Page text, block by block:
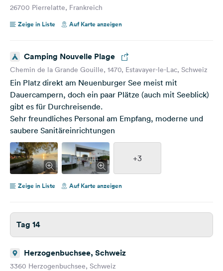
26700 Pierrelatte, Frankreich
Zeige in Liste
Auf Karte anzeigen
Camping Nouvelle Plage
Chemin de la Grande Gouille, 1470, Estavayer-le-Lac, Schweiz
Ein Platz direkt am Neuenburger See meist mit
Dauercampern, doch ein paar Plätze (auch mit Seeblick)
gibt es für Durchreisende.
Sehr freundliches Personal am Empfang, moderne und
saubere Sanitäreinrichtungen
+3
Zeige in Liste Auf Karte anzeigen
Tag 14
Herzogenbuchsee, Schweiz
3360 Herzogenbuchsee, Schweiz